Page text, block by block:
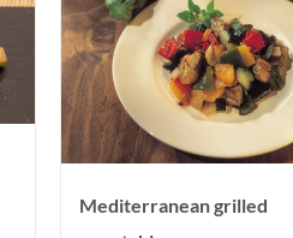
Mediterranean grilled